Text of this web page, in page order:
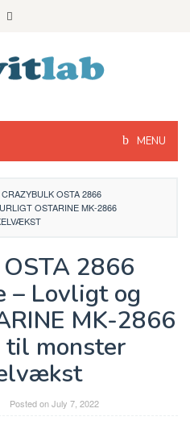
MENU
CRAZYBULK OSTA 2866
OSTARINE MK-2866
2866
– Lovligt og
MK-2866
monster
Posted onJuly 7, 2022